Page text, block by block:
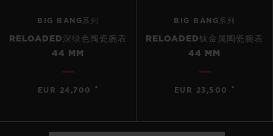
BIG BANG系列
RELOADED深绿色陶瓷腕表
44 MM
EUR 24,700 •
BIG BANG系列
RELOADED钛金属陶瓷腕表
44 MM
EUR 23,500 •